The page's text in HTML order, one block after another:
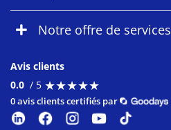
Notre offre de services
Avis clients
0.0 / 5 ★★★★★
★★★★★
0 avis clients certifiés par